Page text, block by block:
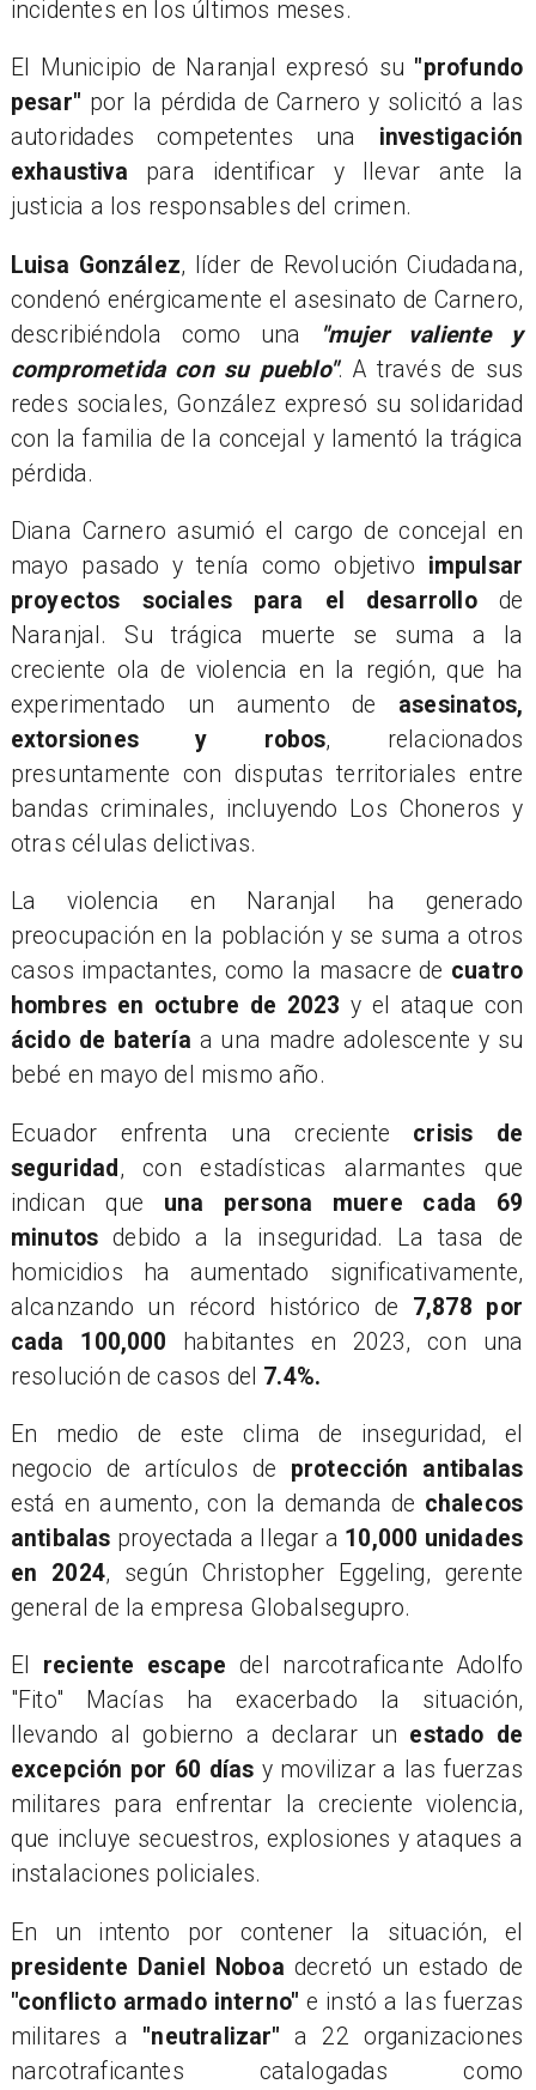
incidentes en los últimos meses.
​El Municipio de Naranjal expresó su "profundo
pesar" por la pérdida de Carnero y solicitó a las
autoridades competentes una investigación
exhaustiva para identificar y llevar ante la
justicia a los responsables del crimen.
​Luisa González, líder de Revolución Ciudadana,
condenó enérgicamente el asesinato de Carnero,
describiéndola como una
"mujer valiente y
comprometida con su pueblo". A través de sus
redes sociales, González expresó su solidaridad
con la familia de la concejal y lamentó la trágica
pérdida.
​Diana Carnero asumió el cargo de concejal en
mayo pasado y tenía como objetivo impulsar
proyectos sociales para el desarrollode
Naranjal. Su trágica muerte se suma a la
creciente ola de violencia en la región, que ha
experimentado un aumento de asesinatos,
extorsiones y robos, relacionados
presuntamente con disputas territoriales entre
bandas criminales, incluyendo Los Choneros y
otras células delictivas.
​La violencia en Naranjal ha generado
preocupación en la población y se suma a otros
casos impactantes, como la masacre de cuatro
hombres en octubre de 2023 y el ataque con
ácido de batería a una madre adolescente y su
bebé en mayo del mismo año.
​Ecuador enfrenta una creciente crisis de
seguridad , con estadísticas alarmantes que
indican que una persona muere cada
69
minutosdebido a la inseguridad. La tasa de
homicidios ha aumentado significativamente,
alcanzando un récord histórico de 7,878 por
cada 100,000
habitantes en 2023, con una
resolución de casos del 7.4%.
​En medio de este clima de inseguridad, el
negocio de artículos de protección antibalas
está en aumento, con la demanda de chalecos
antibalas proyectada a llegar a 10,000 unidades
en 2024, según Christopher Eggeling, gerente
general de la empresa Globalsegupro.
​El reciente escape del narcotraficante Adolfo
"Fito" Macías ha exacerbado la situación,
llevando al gobierno a declarar un estado de
excepción por 60 días y movilizar a las fuerzas
militares para enfrentar la creciente violencia,
que incluye secuestros, explosiones y ataques a
instalaciones policiales.
​En un intento por contener la situación, el
presidente Daniel Noboa decretó un estado de
"conflicto armado interno" e instó a las fuerzas
militares a "neutralizar" a 22 organizaciones
narcotraficantes catalogadas como